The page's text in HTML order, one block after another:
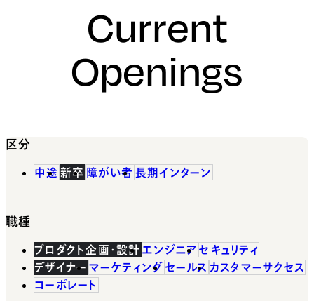
Current
Openings
区分
中途 新卒 障がい者 長期インターン
職種
プロダクト企画・設計 エンジニア セキュリティ
デザイナー マーケティング セールス カスタマーサクセス
コーポレート